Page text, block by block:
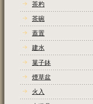
茶杓
茶碗
蓋置
建水
菓子鉢
煙草盆
火入